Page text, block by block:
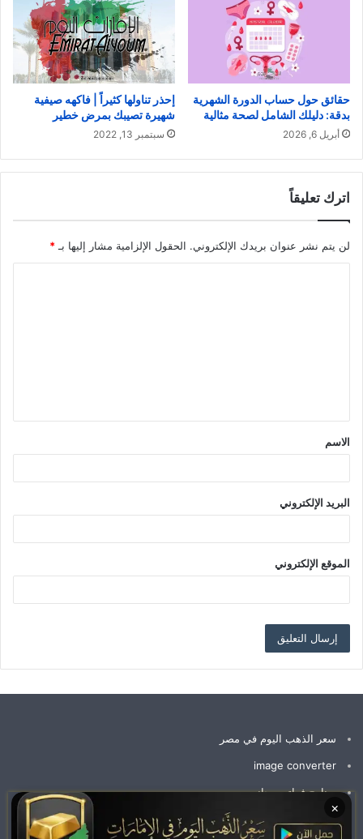
×
حقائق حول حساب الدورة الشهرية
بدقة: دليلك الشامل لصحة مثالية
أبريل 6, 2026
إحذر تناولها كثيراً | فاكهه صيفية
شهيرة تصيبك بمرض خطير
سبتمبر 13, 2022
اترك تعليقاً
لن يتم نشر عنوان بريدك الإلكتروني. الحقول الإلزامية مشار إليها بـ *
ق
*
الاسم
البريد الإلكتروني
الموقع الإلكتروني
سعر الذهب اليوم في مصر
image converter
برنامج فواتير مجاني
سعر جرام الذهب عيار 21 سعر الذهب اليوم